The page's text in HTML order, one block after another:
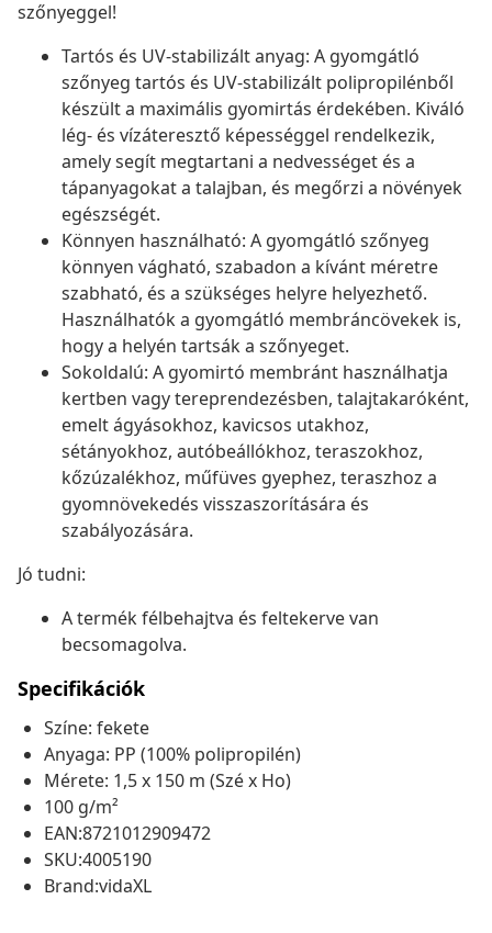
szőnyeggel!
Tartós és UV-stabilizált anyag: A gyomgátló
szőnyeg tartós és UV-stabilizált polipropilénből
készült a maximális gyomirtás érdekében. Kiváló
lég- és vízáteresztő képességgel rendelkezik,
amely segít megtartani a nedvességet és a
tápanyagokat a talajban, és megőrzi a növények
egészségét.
Könnyen használható: A gyomgátló szőnyeg
könnyen vágható, szabadon a kívánt méretre
szabható, és a szükséges helyre helyezhető.
Használhatók a gyomgátló membráncövekek is,
hogy a helyén tartsák a szőnyeget.
Sokoldalú: A gyomirtó membránt használhatja
kertben vagy tereprendezésben, talajtakaróként,
emelt ágyásokhoz, kavicsos utakhoz,
sétányokhoz, autóbeállókhoz, teraszokhoz,
kőzúzalékhoz, műfüves gyephez, teraszhoz a
gyomnövekedés visszaszorítására és
szabályozására.
Jó tudni:
A termék félbehajtva és feltekerve van
becsomagolva.
Specifikációk
Színe: fekete
Anyaga: PP (100% polipropilén)
Mérete: 1,5 x 150 m (Szé x Ho)
100 g/m²
EAN:8721012909472
SKU:4005190
Brand:vidaXL